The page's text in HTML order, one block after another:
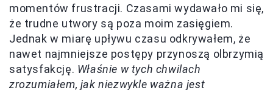
momentów frustracji. Czasami wydawało mi się,
że trudne utwory są poza moim zasięgiem.
Jednak w miarę upływu czasu odkrywałem, że
nawet najmniejsze postępy przynoszą olbrzymią
satysfakcję. Właśnie w tych chwilach
zrozumiałem, jak niezwykle ważna jest